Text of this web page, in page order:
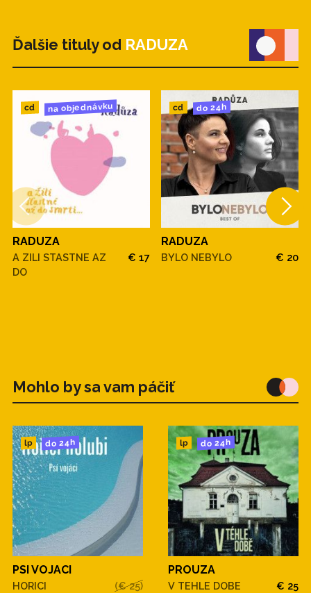
Ďalšie tituly od RADUZA
cd na objednávku
RADUZA
A ZILI STASTNE AZ
DO
€ 17
cd do 24h
RADUZA
BYLO NEBYLO € 20
Mohlo by sa vam páčiť
lp do 24h
PSI VOJACI
HORICI
(€ 25)
lp do 24h
PROUZA
V TEHLE DOBE € 25